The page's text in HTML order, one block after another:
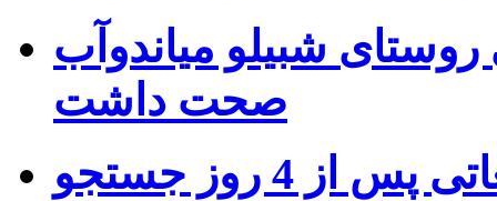
شبیلو میاندوآب
صحت داشت
هر دو جنازه غرق شده در جیغاتی پس از 4 روز جستجو